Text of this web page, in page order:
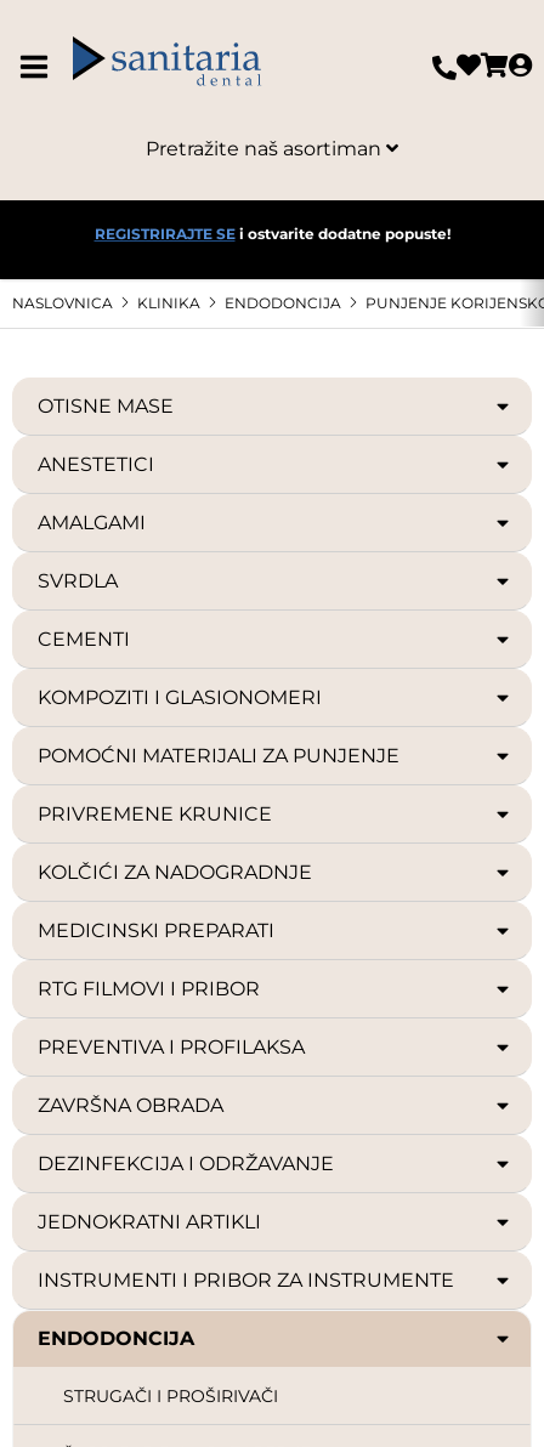
Pretražite naš asortiman
REGISTRIRAJTE SEi ostvarite dodatne popuste!
NASLOVNICA KLINIKA ENDODONCIJA PUNJENJE
OTISNE MASE
ANESTETICI
AMALGAMI
SVRDLA
CEMENTI
KOMPOZITI I GLASIONOMERI
POMOĆNI MATERIJALI ZA PUNJENJE
PRIVREMENE KRUNICE
KOLČIĆI ZA NADOGRADNJE
MEDICINSKI PREPARATI
RTG FILMOVI I PRIBOR
PREVENTIVA I PROFILAKSA
ZAVRŠNA OBRADA
DEZINFEKCIJA I ODRŽAVANJE
JEDNOKRATNI ARTIKLI
INSTRUMENTI I PRIBOR ZA INSTRUMENTE
ENDODONCIJA
STRUGAČI I PROŠIRIVAČI